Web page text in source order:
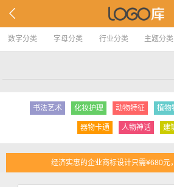
数字分类 字母分类 行业分类 主题分类
书法艺术 化妆护理 动物特征 植物
器物卡通 人物神话 建
经济实惠的企业商标设计只需¥680元